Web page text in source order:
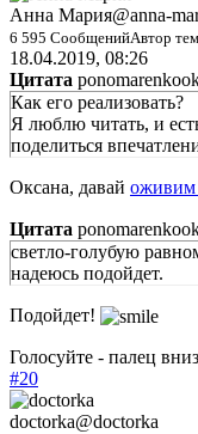
Анна Мария@anna-
6 595 СообщенийАвтор
18.04.2019, 08:26
Цитата
Как его реализовать?
Я люблю читать, и
поделиться
Оксана, давай оживим
Цитата
светло-голубую
надеюсь подойдет.
Подойдет!
Голосуйте - палец
#20
doctorka@doctorka